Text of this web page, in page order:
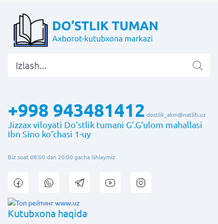
+998 943481412 dostlik_akm@natlib.uz
Jizzax viloyati Do’stlik tumani G’.G’ulom mahallasi
Ibn Sino ko’chasi 1-uy
Biz soat 08:00 dan 20:00 gacha ishlaymiz
Kutubxona haqida